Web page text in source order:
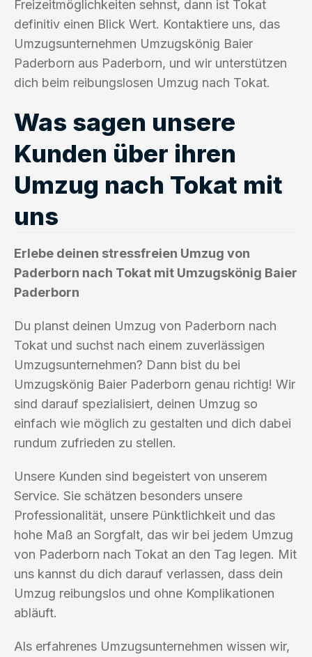
Freizeitmöglichkeiten sehnst, dann ist Tokat
definitiv einen Blick Wert. Kontaktiere uns, das
Umzugsunternehmen Umzugskönig Baier
Paderborn aus Paderborn, und wir unterstützen
dich beim reibungslosen Umzug nach Tokat.
Was sagen unsere
Kunden über ihren
Umzug nach Tokat mit
uns
Erlebe deinen stressfreien Umzug von
Paderborn nach Tokat mit Umzugskönig Baier
Paderborn
Du planst deinen Umzug von Paderborn nach
Tokat und suchst nach einem zuverlässigen
Umzugsunternehmen? Dann bist du bei
Umzugskönig Baier Paderborn genau richtig! Wir
sind darauf spezialisiert, deinen Umzug so
einfach wie möglich zu gestalten und dich dabei
rundum zufrieden zu stellen.
Unsere Kunden sind begeistert von unserem
Service. Sie schätzen besonders unsere
Professionalität, unsere Pünktlichkeit und das
hohe Maß an Sorgfalt, das wir bei jedem Umzug
von Paderborn nach Tokat an den Tag legen. Mit
uns kannst du dich darauf verlassen, dass dein
Umzug reibungslos und ohne Komplikationen
abläuft.
Als erfahrenes Umzugsunternehmen wissen wir,